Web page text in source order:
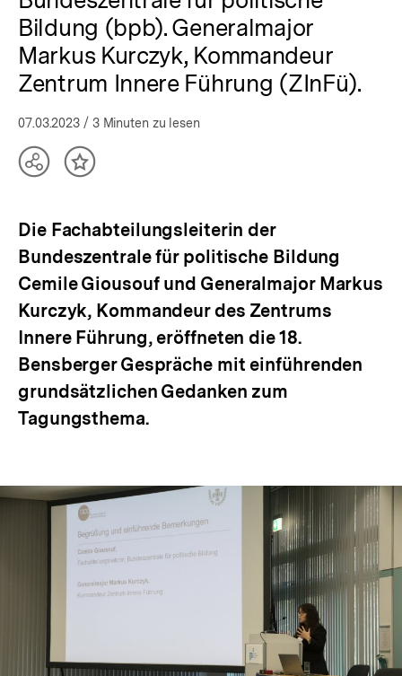
Bildung (bpb). Generalmajor
Markus Kurczyk, Kommandeur
Zentrum Innere Führung (ZInFü).
07.03.2023 / 3 Minuten zu lesen
TeilenInhalt
Die Fachabteilungsleiterin der
Bundeszentrale für politische Bildung
Cemile Giousouf und Generalmajor Markus
Kurczyk, Kommandeur des Zentrums
Innere Führung, eröffneten die 18.
Bensberger Gespräche mit einführenden
grundsätzlichen Gedanken zum
Tagungsthema.